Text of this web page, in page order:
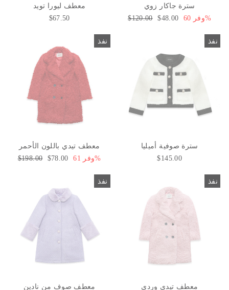
معطف ليورا تويد
$67.50
سترة جاكار زوي
السعر
$120.00 سعر
$48.00 وفر 60%
نفذ
معطف تيدي باللون الأحمر
السعر
$198.00
سعر
$78.00 وفر 61%
نفذ
سترة صوفية أميليا
$145.00
نفذ
معطف صوف من نادين
نفذ
معطف تيدي وردي